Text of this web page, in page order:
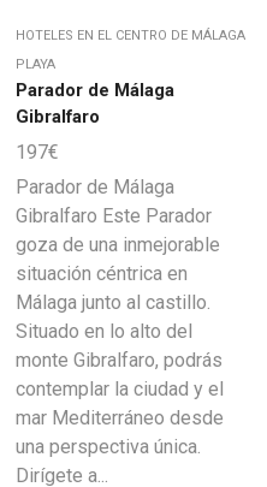
HOTELES EN EL CENTRO DE MÁLAGA
PLAYA
Parador de Málaga
Gibralfaro
197€
Parador de Málaga
Gibralfaro Este Parador
goza de una inmejorable
situación céntrica en
Málaga junto al castillo.
Situado en lo alto del
monte Gibralfaro, podrás
contemplar la ciudad y el
mar Mediterráneo desde
una perspectiva única.
Dirígete a...